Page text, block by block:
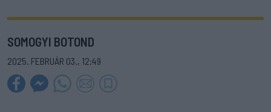
SOMOGYI BOTOND
2025. FEBRUÁR 03., 12:49